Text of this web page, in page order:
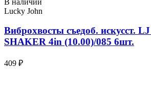
Lucky John
Виброхвосты съедоб. искусст.
SHAKER 4in (10.00)/085 6шт.
409 ₽